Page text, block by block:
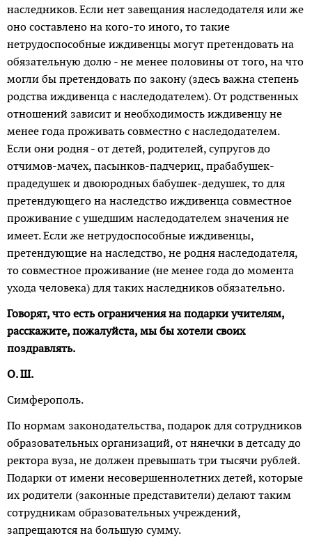
наследников. Если нет завещания наследодателя или же
оно составлено на кого-то иного, то такие
нетрудоспособные иждивенцы могут претендовать на
обязательную долю - не менее половины от того, на что
могли бы претендовать по закону (здесь важна степень
родства иждивенца с наследодателем). От родственных
отношений зависит и необходимость иждивенцу не
менее года проживать совместно с наследодателем.
Если они родня - от детей, родителей, супругов до
отчимов-мачех, пасынков-падчериц, прабабушек-
прадедушек и двоюродных бабушек-дедушек, то для
претендующего на наследство иждивенца совместное
проживание с ушедшим наследодателем значения не
имеет. Если же нетрудоспособные иждивенцы,
претендующие на наследство, не родня наследодателя,
то совместное проживание (не менее года до момента
ухода человека) для таких наследников обязательно.
Говорят, что есть ограничения на подарки учителям,
расскажите, пожалуйста, мы бы хотели своих
поздравлять.
О. Ш.
Симферополь.
По нормам законодательства, подарок для сотрудников
образовательных организаций, от нянечки в детсаду до
ректора вуза, не должен превышать три тысячи рублей.
Подарки от имени несовершеннолетних детей, которые
их родители (законные представители) делают таким
сотрудникам образовательных учреждений,
запрещаются на большую сумму.